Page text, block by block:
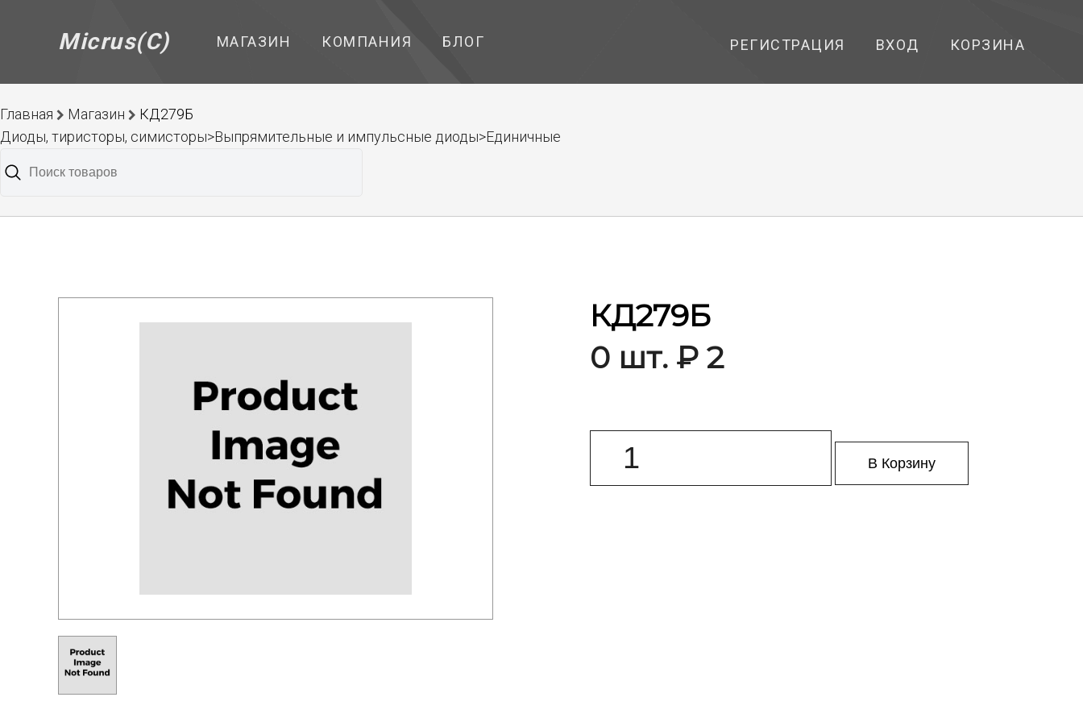
Micrus(C) МАГАЗИН КОМПАНИЯ БЛОГ РЕГИСТРАЦИЯ ВХОД КОРЗИНА
Главная Магазин
КД279Б
Диоды, тиристоры, симисторы>Выпрямительные и импульсные диоды>Единичные
КД279Б
0 шт. ₽ 2
В Корзину